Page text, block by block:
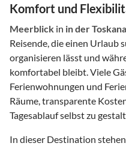
Komfort und
Meerblick in in der Toskana
Reisende, die einen Urlaub
organisieren lässt und
komfortabel bleibt. Viele
Ferienwohnungen und
Räume, transparente
Tagesablauf selbst zu
In dieser Destination stehen